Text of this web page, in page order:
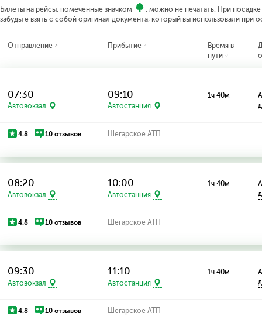
Билеты на рейсы, помеченные значком
, можно не печатать. При
забудьте взять с собой оригинал документа, который вы использовали при
Отправление Прибытие
Время в
пути
07:30
Автовокзал
09:10
Автостанция
1ч 40м
4.8 10 отзывов Шегарское АТП
08:20
Автовокзал
10:00
Автостанция
1ч 40м
4.8 10 отзывов Шегарское АТП
09:30
Автовокзал
11:10
Автостанция
1ч 40м
4.8 10 отзывов Шегарское АТП